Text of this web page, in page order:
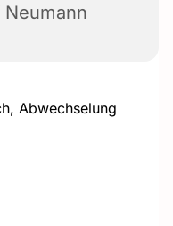
Abwechselung